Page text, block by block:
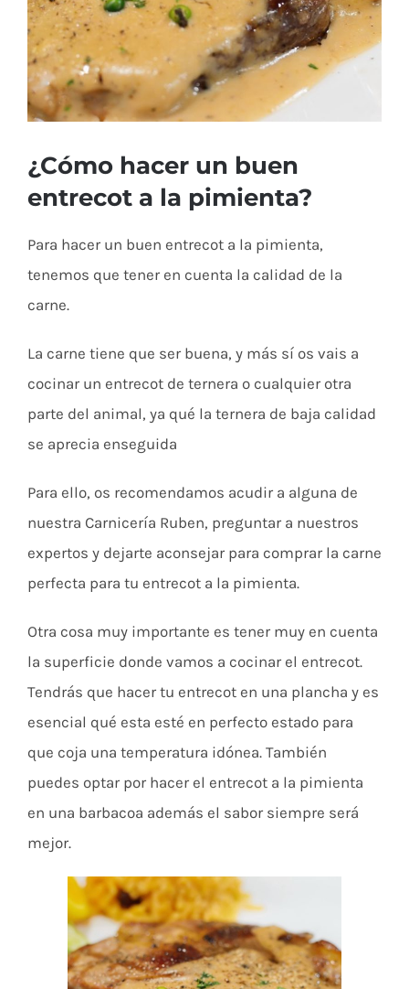
¿Cómo hacer un buen
entrecot a la pimienta?
Para hacer un buen entrecot a la pimienta,
tenemos que tener en cuenta la calidad de la
carne.
La carne tiene que ser buena, y más sí os vais a
cocinar un entrecot de ternera o cualquier otra
parte del animal, ya qué la ternera de baja calidad
se aprecia enseguida
Para ello, os recomendamos acudir a alguna de
nuestra Carnicería Ruben, preguntar a nuestros
expertos y dejarte aconsejar para comprar la carne
perfecta para tu entrecot a la pimienta.
Otra cosa muy importante es tener muy en cuenta
la superficie donde vamos a cocinar el entrecot.
Tendrás que hacer tu entrecot en una plancha y es
esencial qué esta esté en perfecto estado para
que coja una temperatura idónea. También
puedes optar por hacer el entrecot a la pimienta
en una barbacoa además el sabor siempre será
mejor.